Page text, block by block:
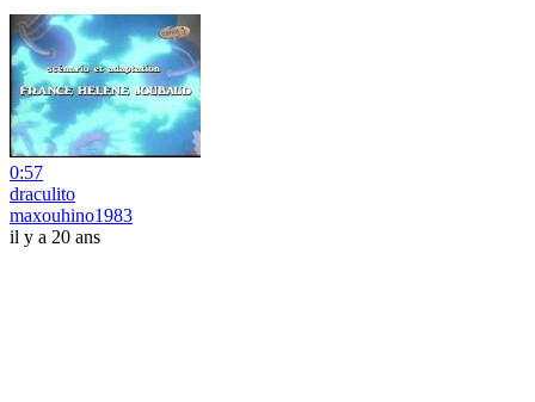
0:57
draculito
maxouhino1983
il y a 20 ans